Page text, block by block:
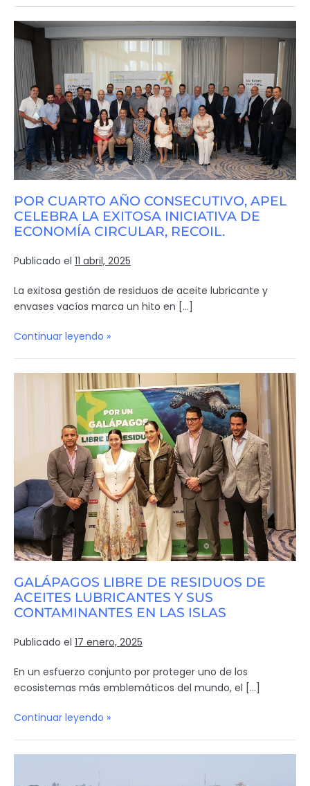
POR CUARTO AÑO CONSECUTIVO, APEL
CELEBRA LA EXITOSA INICIATIVA DE
ECONOMÍA CIRCULAR, RECOIL.
Publicado el 11 abril, 2025
La exitosa gestión de residuos de aceite lubricante y
envases vacíos marca un hito en […]
Continuar leyendo »
GALÁPAGOS LIBRE DE RESIDUOS DE
ACEITES LUBRICANTES Y SUS
CONTAMINANTES EN LAS ISLAS
Publicado el 17 enero, 2025
En un esfuerzo conjunto por proteger uno de los
ecosistemas más emblemáticos del mundo, el […]
Continuar leyendo »